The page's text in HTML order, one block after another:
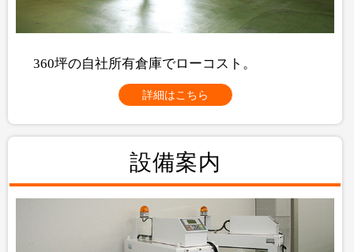
360坪の自社所有倉庫でローコスト。
詳細はこちら
設備案内